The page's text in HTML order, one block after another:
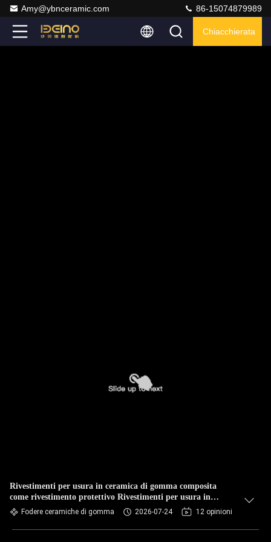
Amy@ybnceramic.com 86-15074879989
Chiacchierata
Rivestimenti per usura in ceramica di gomma composita
come rivestimento protettivo Rivestimenti per usura in
gomma ceramica composita
Fodere ceramiche di gomma 2026-07-24 12 opinioni